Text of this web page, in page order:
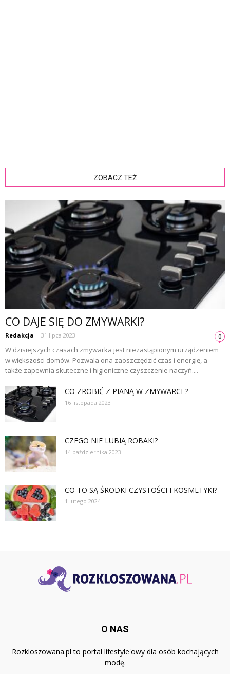
ZOBACZ TEŻ
CO DAJE SIĘ DO ZMYWARKI?
Redakcja - 31 lipca 2023 0
W dzisiejszych czasach zmywarka jest niezastąpionym urządzeniem
w większości domów. Pozwala ona zaoszczędzić czas i energię, a
także zapewnia skuteczne i higieniczne czyszczenie naczyń....
CO ZROBIĆ Z PIANĄ W ZMYWARCE?
16 listopada 2023
CZEGO NIE LUBIĄ ROBAKI?
14 października 2023
CO TO SĄ ŚRODKI CZYSTOŚCI I KOSMETYKI?
1 lutego 2024
O NAS
Rozkloszowana.pl to portal lifestyle'owy dla osób kochających
modę.